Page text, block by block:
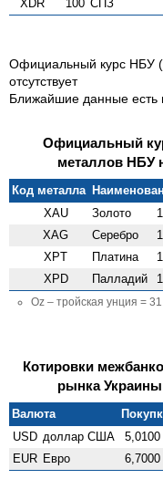
XDR 100 СПЗ
Официальный курс НБУ
отсутствует
Ближайшие данные есть
Официальный
металлов НБУ
Код металла
XAU
Золото 1
XAG Серебро 1
XPT Платина 1
XPD Палладий 1
Oz – тройская унция =
Котировки
рынка Украины
Валюта
USD доллар США 5,0100
EUR Евро 6,7000